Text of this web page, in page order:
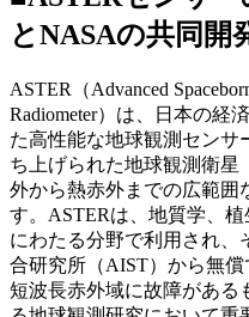
とNASAの共同開
ASTER （Advanced
Radiometer）は、日本の経
た高性能な地球観測センサ
ち上げられた地球観測衛星
外から熱赤外までの広範囲
す。 ASTERは、地質学、
にわたる分野で利用され、
合研究所（AIST）から無償
短波長赤外域に故障がある